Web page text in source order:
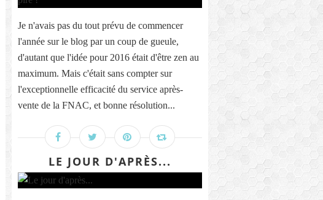
Je n'avais pas du tout prévu de commencer
l'année sur le blog par un coup de gueule,
d'autant que l'idée pour 2016 était d'être zen au
maximum. Mais c'était sans compter sur
l'exceptionnelle efficacité du service après-
vente de la FNAC, et bonne résolution...
LE JOUR D'APRÈS...